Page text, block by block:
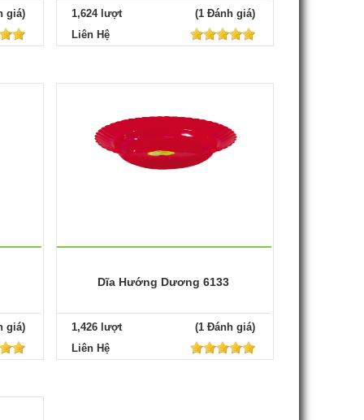
giá) 1,624 lượt
(1 Đánh giá)
Liên Hệ
giá)
Dĩa Hướng Dương 6133
1,426 lượt
(1 Đánh giá)
Liên Hệ